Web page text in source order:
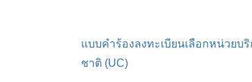
แบบคำร้องลงทะเบียนเลือกหน่วย
ชาติ (UC)